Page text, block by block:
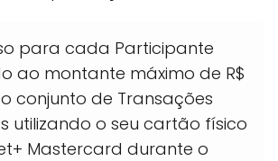
para cada Participante
ao montante máximo de R$
o conjunto de Transações
utilizando o seu cartão físico
Mastercard durante o